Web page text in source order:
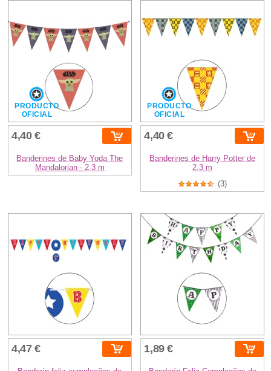
PRODUCTO
OFICIAL
4,40 €
Banderines de Baby Yoda The
Mandalorian - 2,3 m
PRODUCTO
OFICIAL
4,40 €
Banderines de Harry Potter de
2,3 m
(3)
4,47 € 1,89 €